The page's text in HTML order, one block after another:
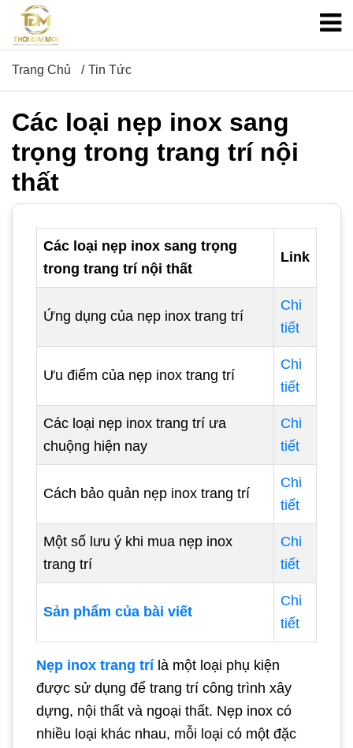
Trang Chủ Tin Tức
Các loại nẹp inox sang
trọng trong trang trí nội
thất
Các loại nẹp inox sang trọng
trong trang trí nội thất
Link
Ứng dụng của nẹp inox trang trí
Chi
tiết
Ưu điểm của nẹp inox trang trí
Chi
tiết
Các loại nẹp inox trang trí ưa
chuộng hiện nay
Chi
tiết
Cách bảo quản nẹp inox trang trí
Chi
tiết
Một số lưu ý khi mua nẹp inox
trang trí
Chi
tiết
Sản phẩm của bài viết
Chi
tiết
Nẹp inox trang trí là một loại phụ kiện
được sử dụng để trang trí công trình xây
dựng, nội thất và ngoại thất. Nẹp inox có
nhiều loại khác nhau, mỗi loại có một đặc